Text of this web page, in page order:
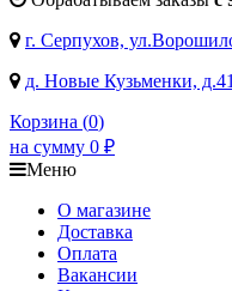
г. Серпухов,
д. Новые Кузьменки,
Корзина (0)
на сумму 0 ₽
Меню
О магазине
Доставка
Оплата
Вакансии